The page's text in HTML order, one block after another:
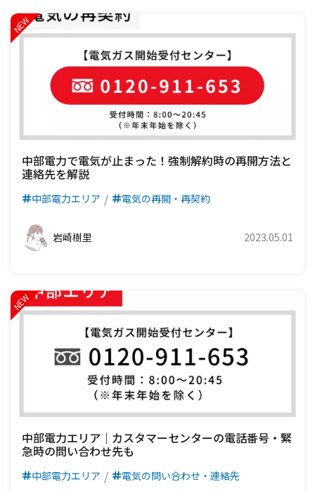
中部電力で電気が止まった！強制解約時の再開方法と
連絡先を解説
中部電力エリア 電気の再開・再契約
岩崎樹里 2023.05.01
中部電力エリア｜カスタマーセンターの電話番号・緊
急時の問い合わせ先も
中部電力エリア 電気の問い合わせ・連絡先